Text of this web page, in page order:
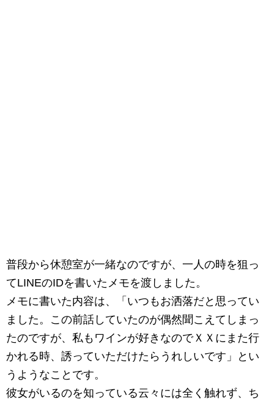
普段から休憩室が一緒なのですが、一人の時を狙っ
てLINEのIDを書いたメモを渡しました。
メモに書いた内容は、「いつもお洒落だと思ってい
ました。この前話していたのが偶然聞こえてしまっ
たのですが、私もワインが好きなのでＸＸにまた行
かれる時、誘っていただけたらうれしいです」とい
うようなことです。
彼女がいるのを知っている云々には全く触れず、ち